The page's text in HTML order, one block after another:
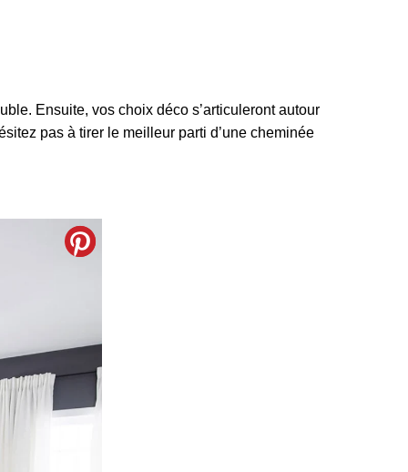
Ensuite, vos choix déco s’articuleront autour
pas à tirer le meilleur parti d’une cheminée